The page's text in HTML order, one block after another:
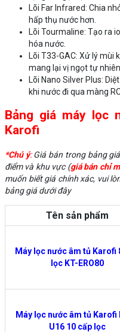
Lõi Far Infrared: Chia
hấp thụ nước hơn.
Lõi Tourmaline: Tạo ra
hóa nước.
Lõi T33-GAC: Xử lý mùi
mang lại vị ngọt tự
Lõi Nano Silver Plus:
khi nước đi qua màng
Bảng giá máy lọc
Karofi
*Chú ý:Giá bán trong bảng
điểm và khu vực (giá bán chỉ
muốn biết giá chính xác, vui
bảng giá dưới đây
Tên sản phẩm
Máy lọc nước âm tủ Karofi
lọc KT-ERO80
Máy lọc nước âm tủ Karofi
U16 10 cấp lọc